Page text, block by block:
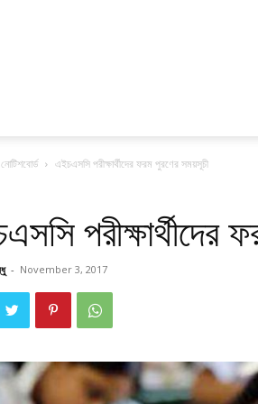
নোটিশবোর্ড এইচএসসি পরীক্ষার্থীদের ফরম পুরণের সময়সূচী
পরীক্ষার্থীদের
- November 3, 2017